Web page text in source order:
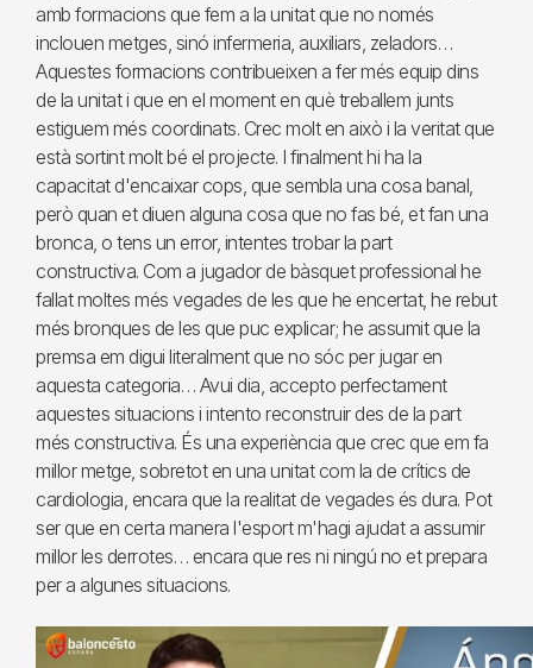
amb formacions que fem a la unitat que no només
inclouen metges, sinó infermeria, auxiliars, zeladors…
Aquestes formacions contribueixen a fer més equip dins
de la unitat i que en el moment en què treballem junts
estiguem més coordinats. Crec molt en això i la veritat que
està sortint molt bé el projecte. I finalment hi ha la
capacitat d'encaixar cops, que sembla una cosa banal,
però quan et diuen alguna cosa que no fas bé, et fan una
bronca, o tens un error, intentes trobar la part
constructiva. Com a jugador de bàsquet professional he
fallat moltes més vegades de les que he encertat, he rebut
més bronques de les que puc explicar; he assumit que la
premsa em digui literalment que no sóc per jugar en
aquesta categoria… Avui dia, accepto perfectament
aquestes situacions i intento reconstruir des de la part
més constructiva. És una experiència que crec que em fa
millor metge, sobretot en una unitat com la de crítics de
cardiologia, encara que la realitat de vegades és dura. Pot
ser que en certa manera l'esport m'hagi ajudat a assumir
millor les derrotes… encara que res ni ningú no et prepara
per a algunes situacions.